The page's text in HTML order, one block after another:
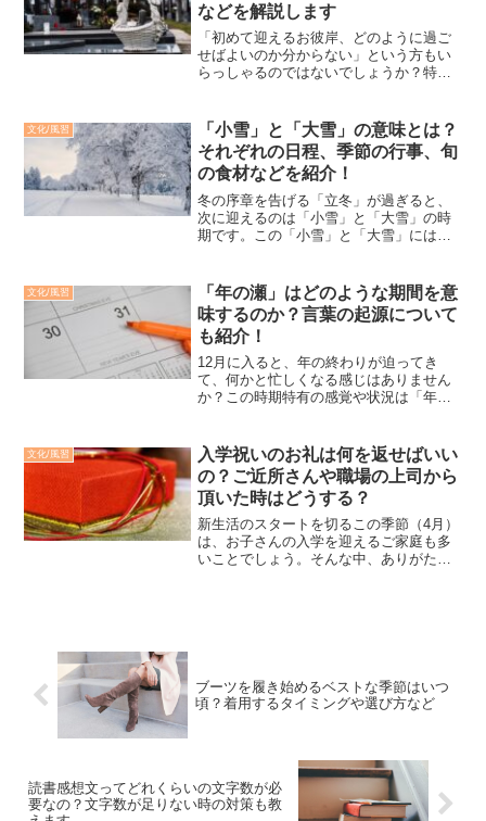
などを解説します
「初めて迎えるお彼岸、どのように過ご
せばよいのか分からない」という方もい
らっしゃるのではないでしょうか？特別
で、難しく考える必要はありません。本
記事では、初彼岸の基本的な...
文化/風習
「小雪」と「大雪」の意味とは？
それぞれの日程、季節の行事、旬
の食材などを紹介！
冬の序章を告げる「立冬」が過ぎると、
次に迎えるのは「小雪」と「大雪」の時
期です。この「小雪」と「大雪」には、
節の行事、旬の食材などを詳しく説明し
ていきます。「小雪」と「大...
文化/風習
「年の瀬」はどのような期間を意
味するのか？言葉の起源について
も紹介！
12月に入ると、年の終わりが迫ってき
て、何かと忙しくなる感じはありません
か？この時期特有の感覚や状況は「年の
間を示すのか分からないという方もいら
っしゃるかと思われます。...
文化/風習
入学祝いのお礼は何を返せばいい
の？ご近所さんや職場の上司から
頂いた時はどうする？
新生活のスタートを切るこの季節（4月）
は、お子さんの入学を迎えるご家庭も多
いことでしょう。そんな中、ありがたい
ブーツを履き始めるベストな季節はいつ
頃？着用するタイミングや選び方など
読書感想文ってどれくらいの文字数が必
要なの？文字数が足りない時の対策も教